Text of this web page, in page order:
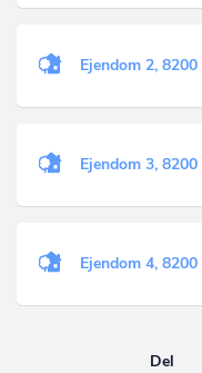
Ejendom 2, 8200
Ejendom 3, 8200
Ejendom 4, 8200
Del